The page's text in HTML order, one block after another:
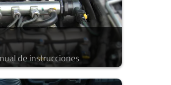
de instrucciones